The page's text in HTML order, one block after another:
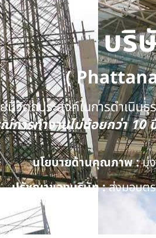
บริ
(
ยมีวัตถุประสงค์ในการดำเนิ
ณ์การทำงานไม่น้อยกว่า
นโยบายด้านคุณภาพ :มุ่
ปรัชญาของบริษัท :ส่งมอบต